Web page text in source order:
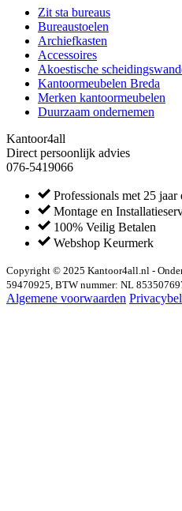
Zit sta bureaus
Bureaustoelen
Archiefkasten
Accessoires
Akoestische
Kantoormeubelen Breda
Merken kantoormeubelen
Duurzaam ondernemen
Kantoor4all
Direct persoonlijk advies
076-5419066
Professionals met 25 jaar
Montage en
100% Veilig Betalen
Webshop Keurmerk
Copyright © 2025 Kantoor4all.nl -
59470925, BTW nummer: NL
Algemene voorwaarden